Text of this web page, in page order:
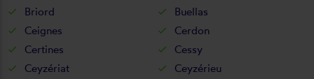
Briord
Buellas
Ceignes
Cerdon
Certines
Cessy
Ceyzériat
Ceyzérieu